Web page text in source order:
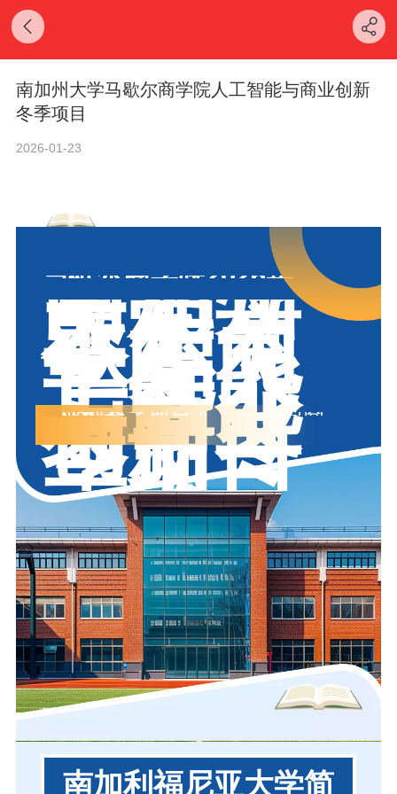
南加州大学马歇尔商学院人工智能与商业创新
冬季项目
2026-01-23
南加州
大学马
歇尔商
学院人
工智能
与商业
创新冬
季项目
马歇尔商学院2026年
USC冬季项目
人工智能与商业创新
南加利福尼亚大学简